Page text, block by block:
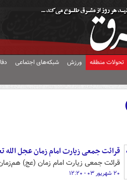
تحولات منطقه ورزش شبکه‌های اجتماعی
قرائت جمعی زیارت امام زمان عجل الله
قرائت جمعی زیارت امام زمان (عج)
۲۰ شهریور ۰۳ - ۱۲:۲۰